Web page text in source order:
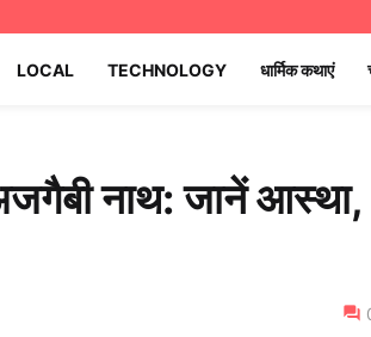
LOCAL TECHNOLOGY धार्मिक कथाएं
अजगैबी नाथ: जानें आस्था,